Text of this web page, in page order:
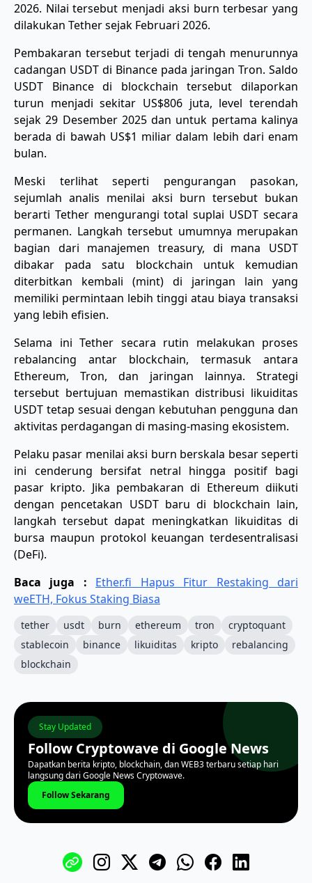
2026. Nilai tersebut menjadi aksi burn terbesar yang
dilakukan Tether sejak Februari 2026.
Pembakaran tersebut terjadi di tengah menurunnya
cadangan USDT di Binance pada jaringan Tron. Saldo
USDT Binance di blockchain tersebut dilaporkan
turun menjadi sekitar US$806 juta, level terendah
sejak 29 Desember 2025 dan untuk pertama kalinya
berada di bawah US$1 miliar dalam lebih dari enam
bulan.
Meski terlihat seperti pengurangan pasokan,
sejumlah analis menilai aksi burn tersebut bukan
berarti Tether mengurangi total suplai USDT secara
permanen. Langkah tersebut umumnya merupakan
bagian dari manajemen treasury, di mana USDT
dibakar pada satu blockchain untuk kemudian
diterbitkan kembali (mint) di jaringan lain yang
memiliki permintaan lebih tinggi atau biaya transaksi
yang lebih efisien.
Selama ini Tether secara rutin melakukan proses
rebalancing antar blockchain, termasuk antara
Ethereum, Tron, dan jaringan lainnya. Strategi
tersebut bertujuan memastikan distribusi likuiditas
USDT tetap sesuai dengan kebutuhan pengguna dan
aktivitas perdagangan di masing-masing ekosistem.
Pelaku pasar menilai aksi burn berskala besar seperti
ini cenderung bersifat netral hingga positif bagi
pasar kripto. Jika pembakaran di Ethereum diikuti
dengan pencetakan USDT baru di blockchain lain,
langkah tersebut dapat meningkatkan likuiditas di
bursa maupun protokol keuangan terdesentralisasi
(DeFi).
Baca juga : Ether.fi Hapus Fitur Restaking dari
weETH, Fokus Staking Biasa
tether usdt burn ethereum tron
cryptoquant
stablecoin
binance likuiditas kripto
rebalancing
blockchain
Stay Updated
Follow Cryptowave di Google News
Dapatkan berita kripto, blockchain, dan WEB3 terbaru setiap hari
langsung dari Google News Cryptowave.
Follow Sekarang